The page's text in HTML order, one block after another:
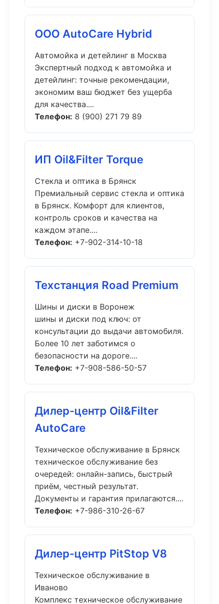
ООО AutoCare Hybrid
Автомойка и детейлинг в Москва
Экспертный подход к автомойка и
детейлинг: точные рекомендации,
экономим ваш бюджет без ущерба
для качества....
Телефон: 8 (900) 271 79 89
ИП Oil&Filter Torque
Стекла и оптика в Брянск
Премиальный сервис стекла и оптика
в Брянск. Комфорт для клиентов,
контроль сроков и качества на
каждом этапе....
Телефон: +7-902-314-10-18
Техстанция Road Premium
Шины и диски в Воронеж
шины и диски под ключ: от
консультации до выдачи автомобиля.
Более 10 лет заботимся о
безопасности на дороге....
Телефон: +7-908-586-50-57
Дилер-центр Oil&Filter
AutoCare
Техническое обслуживание в Брянск
техническое обслуживание без
очередей: онлайн-запись, быстрый
приём, честный результат.
Документы и гарантия прилагаются....
Телефон: +7-986-310-26-67
Дилер-центр PitStop V8
Техническое обслуживание в
Иваново
Комплекс техническое обслуживание